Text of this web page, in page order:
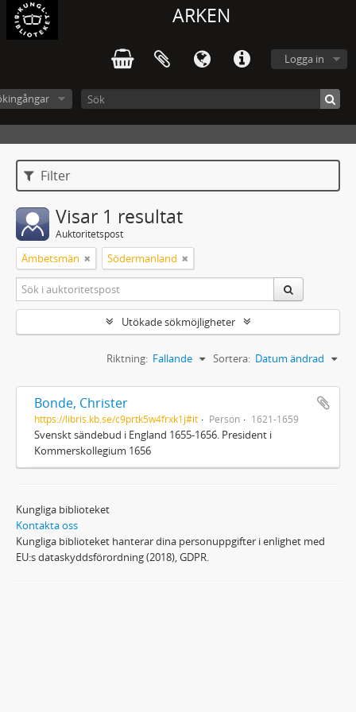
ARKEN
Logga in
Filter
Visar 1 resultat
Auktoritetspost
Ämbetsmän Södermanland
Utökade sökmöjligheter
Sortera: Datum ändrad
Riktning: Fallande
Bonde, Christer
https://libris.kb.se/c9prtk5w4frxk1j#it Person 1621-1659
Svenskt sändebud i England 1655-1656. President i
Kommerskollegium 1656
Kungliga biblioteket
Kontakta oss
Kungliga biblioteket hanterar dina personuppgifter i enlighet med
EU:s dataskyddsförordning (2018), GDPR.